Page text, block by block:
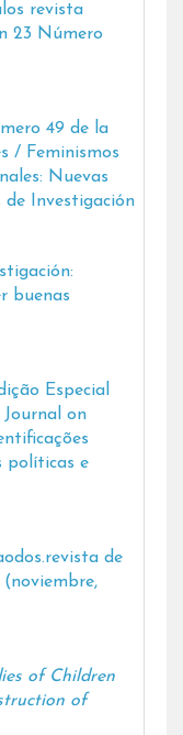
revista
23 Número
49 de la
/ Feminismos
Nuevas
de Investigación
buenas
Especial
on
políticas e
de
(noviembre,
of Children
of